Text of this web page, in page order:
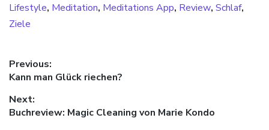
Lifestyle, Meditation, Meditations App, Review, Schlaf,
Ziele
Beitragsnavigation
Previous:
Previous
Kann man Glück riechen?
Next:
Next
Buchreview: Magic Cleaning von Marie Kondo